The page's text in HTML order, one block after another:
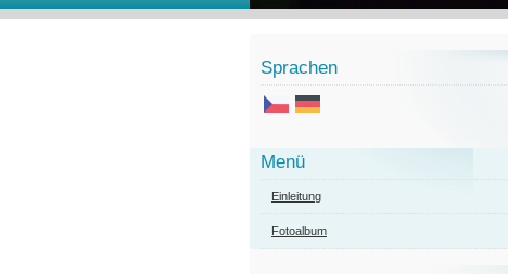
Sprachen
Menü
Einleitung
Fotoalbum